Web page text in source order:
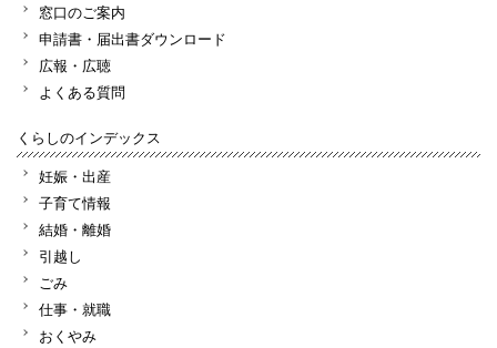
窓口のご案内
申請書・届出書ダウンロード
広報・広聴
よくある質問
くらしのインデックス
妊娠・出産
子育て情報
結婚・離婚
引越し
ごみ
仕事・就職
おくやみ